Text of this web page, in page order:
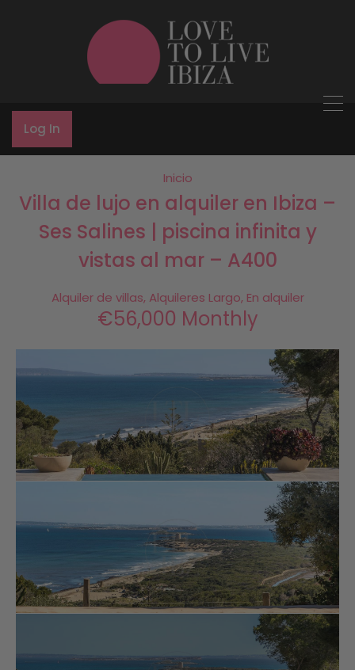
Log In
Inicio
Villa de lujo en alquiler en Ibiza –
Ses Salines | piscina infinita y
vistas al mar – A400
Alquiler de villas, Alquileres Largo, En alquiler
€56,000 Monthly